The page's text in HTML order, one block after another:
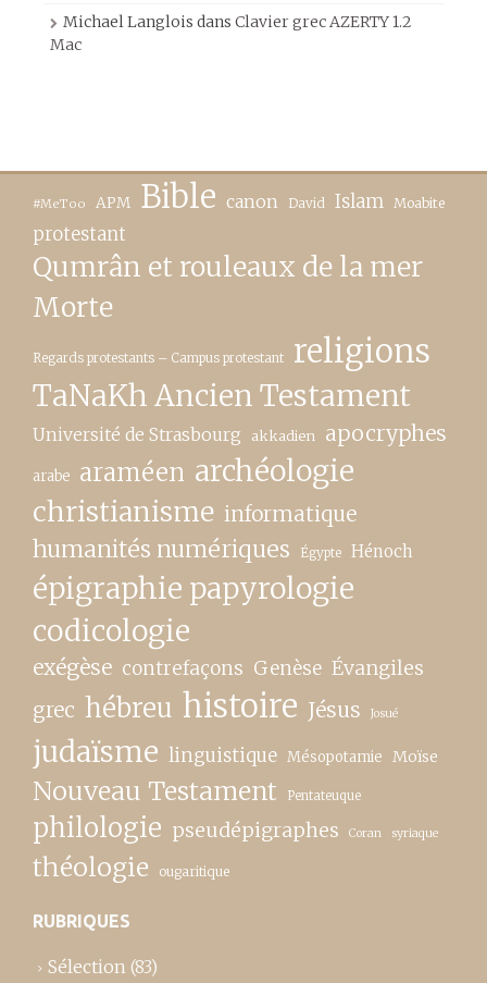
Michael Langlois dans Clavier grec AZERTY 1.2
Mac
#MeToo APM Bible canon David Islam Moabite
protestant
Qumrân et rouleaux de la mer
Morte
Regards protestants – Campus protestant religions
TaNaKh Ancien Testament
Université de Strasbourg akkadien apocryphes
arabe araméen archéologie
christianisme informatique
humanités numériques Égypte Hénoch
épigraphie papyrologie
codicologie
exégèse contrefaçons Genèse Évangiles
grec hébreu histoire Jésus Josué
judaïsme linguistique Mésopotamie Moïse
Nouveau Testament Pentateuque
philologie pseudépigraphes Coran syriaque
théologie ougaritique
RUBRIQUES
Sélection (83)